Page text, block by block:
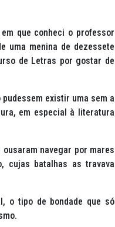
que conheci o professor
uma menina de dezessete
de Letras por gostar de
existir uma sem a
em especial à literatura
navegar por mares
cujas batalhas as travava
o tipo de bondade que só